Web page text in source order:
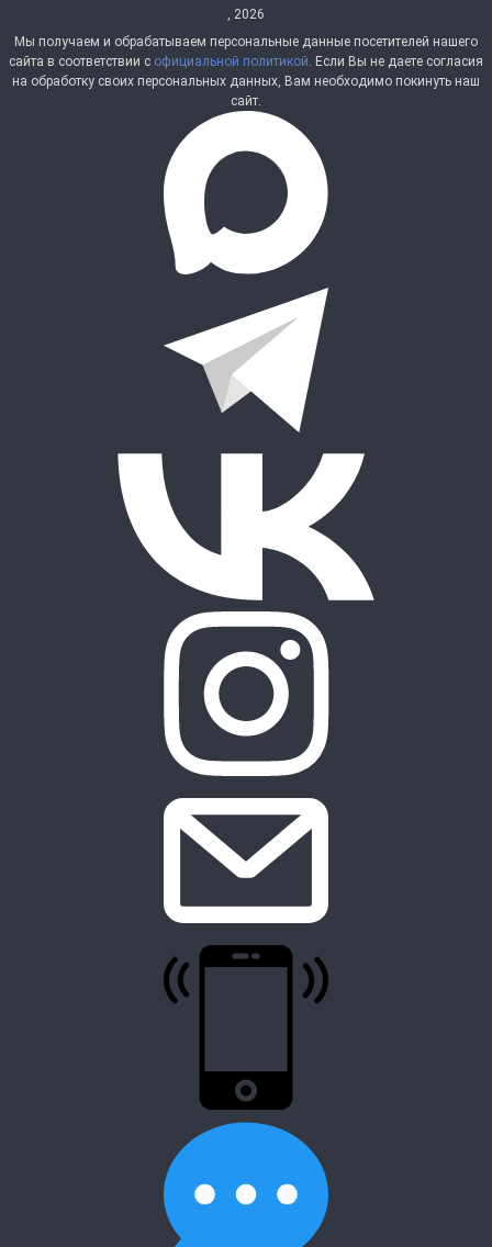
, 2026
Мы получаем и обрабатываем персональные данные посетителей нашего
сайта в соответствии с официальной политикой. Если Вы не даете согласия
на обработку своих персональных данных, Вам необходимо покинуть наш
сайт.